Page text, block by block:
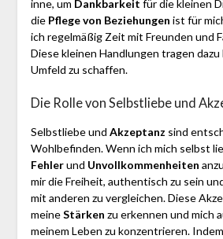
inne, um Dankbarkeit für die kleinen
die Pflege von Beziehungen ist für
ich regelmäßig Zeit mit Freunden und
Diese kleinen Handlungen tragen dazu
Umfeld zu schaffen.
Die Rolle von Selbstliebe und
Selbstliebe und Akzeptanz sind
Wohlbefinden. Wenn ich mich selbst
Fehlerund Unvollkommenheiten
mir die Freiheit, authentisch zu sein
mit anderen zu vergleichen. Diese
meineStärken zu erkennen und mich
meinem Leben zu konzentrieren.